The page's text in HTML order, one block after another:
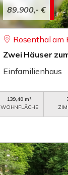
89.900,- €
Rosenthal am
Zwei Häuser
Einfamilienhaus
139,40 m²
WOHNFLÄCHE